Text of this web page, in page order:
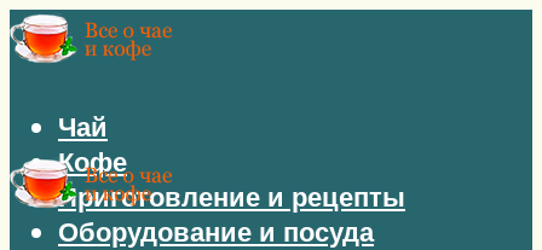
Чай
Кофе
Приготовление и рецепты
Оборудование и посуда